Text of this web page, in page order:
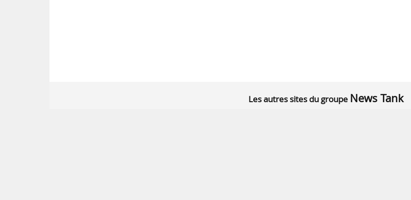
Les autres sites du groupe News Tank